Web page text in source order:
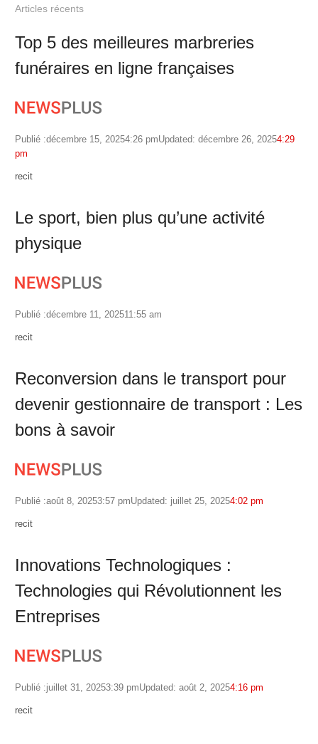
Articles récents
Top 5 des meilleures marbreries
funéraires en ligne françaises
Publié :décembre 15, 20254:26 pmUpdated: décembre 26, 20254:29
pm
Author
recit
Le sport, bien plus qu’une activité
physique
Publié :décembre 11, 202511:55 am
Author
recit
Reconversion dans le transport pour
devenir gestionnaire de transport : Les
bons à savoir
Publié :août 8, 20253:57 pmUpdated: juillet 25, 20254:02 pm
Author
recit
Innovations Technologiques :
Technologies qui Révolutionnent les
Entreprises
Publié :juillet 31, 20253:39 pmUpdated: août 2, 20254:16 pm
Author
recit